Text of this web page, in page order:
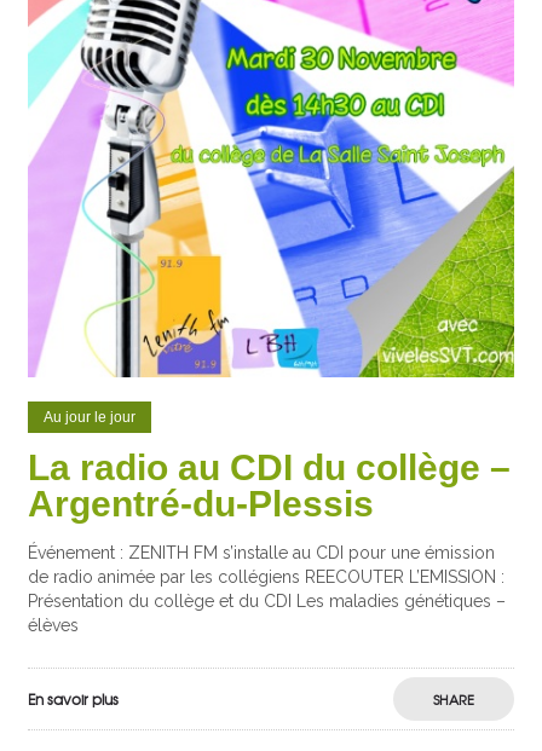
Au jour le jour
La radio au CDI du collège –
Argentré-du-Plessis
Événement : ZENITH FM s’installe au CDI pour une émission
de radio animée par les collégiens REECOUTER L’EMISSION :
Présentation du collège et du CDI Les maladies génétiques –
élèves
En savoir plus SHARE